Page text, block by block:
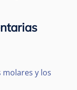
y los